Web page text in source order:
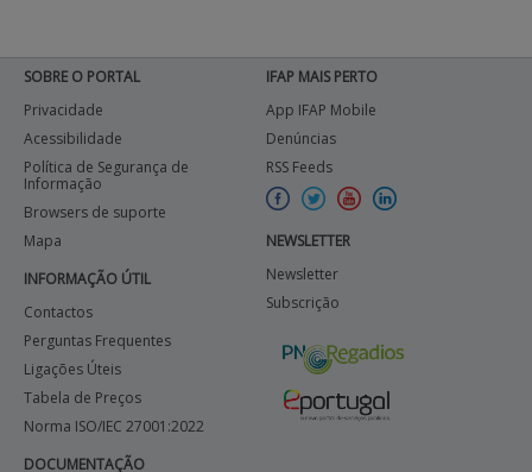
SOBRE O PORTAL
Privacidade
Acessibilidade
Política de Segurança de
Informação
Browsers de suporte
Mapa
INFORMAÇÃO ÚTIL
Contactos
Perguntas Frequentes
Ligações Úteis
Tabela de Preços
Norma ISO/IEC 27001:2022
DOCUMENTAÇÃO
IFAP MAIS PERTO
App IFAP Mobile
Denúncias
RSS Feeds
NEWSLETTER
Newsletter
Subscrição